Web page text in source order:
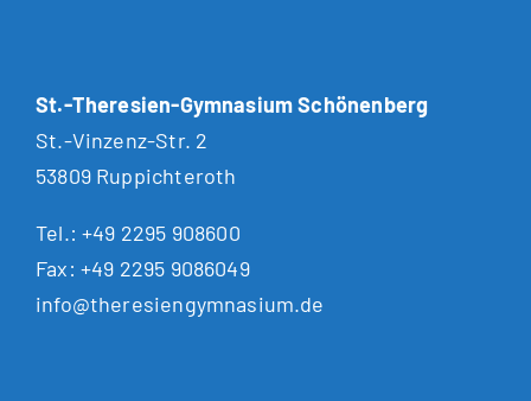
St.-Theresien-Gymnasium Schönenberg
St.-Vinzenz-Str. 2
53809 Ruppichteroth
Tel.:+49 2295 908600
Fax: +49 2295 9086049
info@theresiengymnasium.de